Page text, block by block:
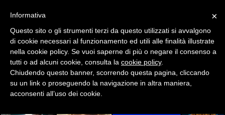
MOBILE
PROMOZIONI
PRODOTTI
×
Informativa
Questo sito o gli strumenti terzi da questo utilizzati si avvalgono
di cookie necessari al funzionamento ed utili alle finalità illustrate
nella cookie policy. Se vuoi saperne di più o negare il consenso a
tutti o ad alcuni cookie, consulta la cookie policy.
Chiudendo questo banner, scorrendo questa pagina, cliccando
su un link o proseguendo la navigazione in altra maniera,
acconsenti all’uso dei cookie.